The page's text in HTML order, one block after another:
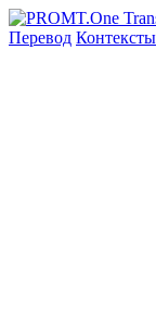
Перевод Контексты